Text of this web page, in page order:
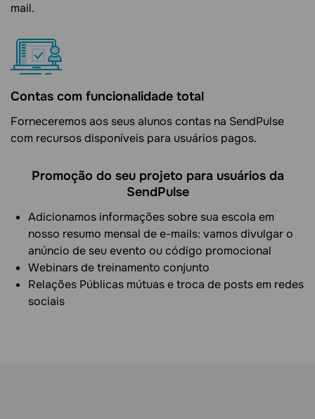
mail.
Contas com funcionalidade total
Forneceremos aos seus alunos contas na SendPulse
com recursos disponíveis para usuários pagos.
Promoção do seu projeto para usuários da
SendPulse
Adicionamos informações sobre sua escola em
nosso resumo mensal de e-mails: vamos divulgar o
anúncio de seu evento ou código promocional
Webinars de treinamento conjunto
Relações Públicas mútuas e troca de posts em redes
sociais